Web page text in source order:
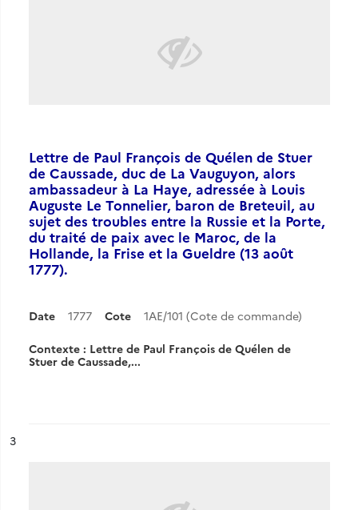
Lettre de Paul François de Quélen de Stuer
de Caussade, duc de La Vauguyon, alors
ambassadeur à La Haye, adressée à Louis
Auguste Le Tonnelier, baron de Breteuil, au
sujet des troubles entre la Russie et la Porte,
du traité de paix avec le Maroc, de la
Hollande, la Frise et la Gueldre (13 août
1777).
Date 1777 Cote 1AE/101 (Cote de commande)
Contexte : Lettre de Paul François de Quélen de
Stuer de Caussade,...
n°
3